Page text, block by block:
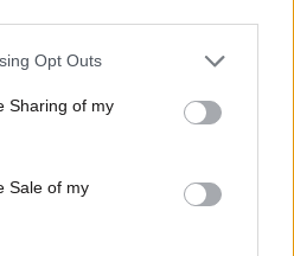
app uses one or more Google
behaviour. You may click to
and its third-party tags to
purposes in below Google
Opt Outs
Sharing of my
Sale of my
απολυτη ντροπη του